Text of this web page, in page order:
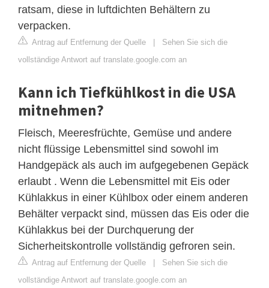
ratsam, diese in luftdichten Behältern zu
verpacken.
Antrag auf Entfernung der Quelle | Sehen Sie sich die
vollständige Antwort auf translate.google.com an
Kann ich Tiefkühlkost in die USA
mitnehmen?
Fleisch, Meeresfrüchte, Gemüse und andere
nicht flüssige Lebensmittel sind sowohl im
Handgepäck als auch im aufgegebenen Gepäck
erlaubt . Wenn die Lebensmittel mit Eis oder
Kühlakkus in einer Kühlbox oder einem anderen
Behälter verpackt sind, müssen das Eis oder die
Kühlakkus bei der Durchquerung der
Sicherheitskontrolle vollständig gefroren sein.
Antrag auf Entfernung der Quelle | Sehen Sie sich die
vollständige Antwort auf translate.google.com an